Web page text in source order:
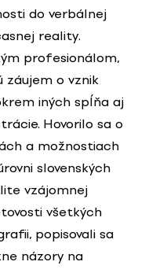
do verbálnej
reality.
profesionálom,
o vznik
iných spĺňa aj
Hovorilo sa o
a možnostiach
slovenských
vzájomnej
všetkých
popisovali sa
názory na